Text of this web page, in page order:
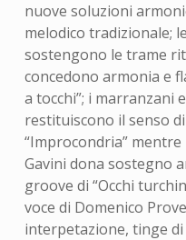
nuove soluzioni
melodico tradizionale;
sostengono le trame
concedono armonia e
a tocchi”; i marranzani
restituiscono il senso
“Improcondria”
Gavini dona sostegno
groove di “Occhi
voce di Domenico
interpetazione, tinge di